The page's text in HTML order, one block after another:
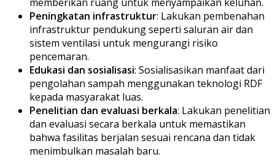
Peningkatan infrastruktur: Lakukan pembenahan
infrastruktur pendukung seperti saluran air dan
sistem ventilasi untuk mengurangi risiko
pencemaran.
Edukasi dan sosialisasi: Sosialisasikan manfaat dari
pengolahan sampah menggunakan teknologi RDF
kepada masyarakat luas.
Penelitian dan evaluasi berkala: Lakukan penelitian
dan evaluasi secara berkala untuk memastikan
bahwa fasilitas berjalan sesuai rencana dan tidak
menimbulkan masalah baru.